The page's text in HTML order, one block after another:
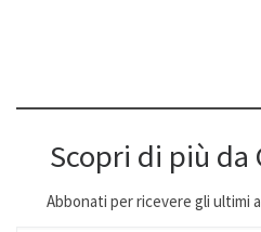
Scopri di più da
Abbonati per ricevere gli ultimi